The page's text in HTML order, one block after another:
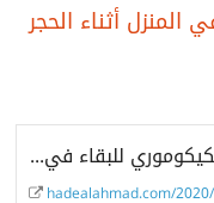
أثناء الحجر
دليل الهيكيكوموري للبقاء في المنزل أثناء الحجر الصحي - هادي الأحمد